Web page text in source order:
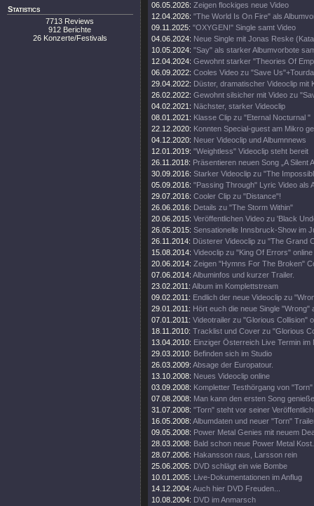
Statistics
7713 Reviews
912 Berichte
26 Konzerte/Festivals
06.05.2026: Zeigen flockiges neue Video
12.04.2026: "The World Is On Fire" als
09.11.2025: "OXYGEN!" Single samt Video
04.06.2024: Neue Single mit Jonas Reske
10.05.2024: "Say" als starker Albumvorbote
12.04.2024: Gewohnt starker "Theories Of
06.09.2022: Cooles Video zu "Save
29.04.2022: Düster, dramatischer Videoclip mit
26.02.2022: Gewohnt silsicher mit Video zu
04.02.2021: Nächster, starker Videoclip
08.01.2021: Klasse Clip zu "Eternal Nocturnal "
22.12.2020: Konnten Special-guest am Mikro
04.12.2020: Neuer Videoclip und Albumnnews
12.01.2019: "Weightless" Videoclip steht bereit
26.11.2018: Präsentieren neuen Song „A Silent
30.09.2016: Starker Videoclip zu "The
05.09.2016: "Passing Through" Lyric Video als
29.07.2016: Cooler Clip zu "Distance"!
26.06.2016: Details zu "The Storm Within"
20.06.2015: Veröffentlichen Video zu 'Black
26.05.2015: Sensationelle Innsbruck-Show im
26.11.2014: Düsterer Videoclip zu "The Grand
15.08.2014: Videoclip zu "King Of Errors" online
20.06.2014: Zeigen "Hymns For The Broken"
07.06.2014: Albuminfos und kurzer Trailer.
23.02.2011: Album im Komplettstream
09.02.2011: Endlich der neue Videoclip zu
29.01.2011: Hört euch die neue Single "Wrong"
07.01.2011: Videotrailer zu "Glorious Collision"
18.11.2010: Tracklist und Cover zu "Glorious
13.04.2010: Einziger Österreich Live Termin im
29.03.2010: Befinden sich im Studio
26.03.2009: Absage der Europatour.
13.10.2008: Neues Videoclip online
03.09.2008: Kompletter Testhörgang von
07.08.2008: Man kann den ersten Song
31.07.2008: "Torn" steht vor seiner
16.05.2008: Albumdaten und neuer "Torn"
09.05.2008: Power Metal Genies mit neuem
28.03.2008: Bald schon neue Power Metal
28.07.2006: Hakansson raus, Larsson rein
25.06.2005: DVD schlägt ein wie Bombe
10.01.2005: Live-Dokumentationen im Anflug
14.12.2004: Auch hier DVD Freuden...
10.08.2004: DVD im Anmarsch